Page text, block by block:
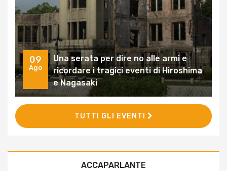
09
Ago
Una serata per dire no alle armi e
ricordare i tragici eventi di Hiroshima
e Nagasaki
TUTTI GLI EVENTI
ACCAPARLANTE